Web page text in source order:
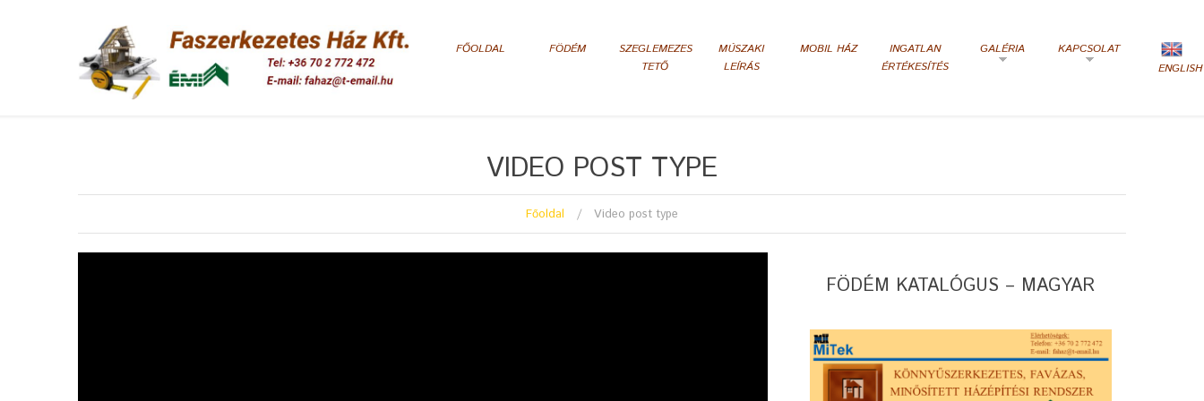
FŐOLDAL FÖDÉM
SZEGLEMEZES
TETŐ
MÚSZAKI
LEÍRÁS
MOBIL HÁZ
INGATLAN
ÉRTÉKESÍTÉS
GALÉRIA
KAPCSOLAT
ENGLISH
VIDEO POST TYPE
Főoldal Video post type
FÖDÉM KATALÓGUS – MAGYAR